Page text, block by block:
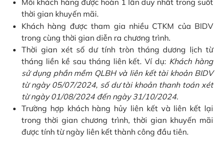
Mỗi khách hàng được hoàn 1 lần duy nhất trong suốt
thời gian khuyến mãi.
Khách hàng được tham gia nhiều CTKM của BIDV
trong cùng thời gian diễn ra chương trình.
Thời gian xét số dư tính tròn tháng dương lịch từ
tháng liền kề sau tháng liên kết. Ví dụ: Khách hàng
sử dụng phần mềm QLBH và liên kết tài khoản BIDV
từ ngày 05/07/2024, số dư tài khoản thanh toán xét
từ ngày 01/08/2024 đến ngày 31/10/2024.
Trường hợp khách hàng hủy liên kết và liên kết lại
trong thời gian chương trình, thời gian khuyến mãi
được tính từ ngày liên kết thành công đầu tiên.